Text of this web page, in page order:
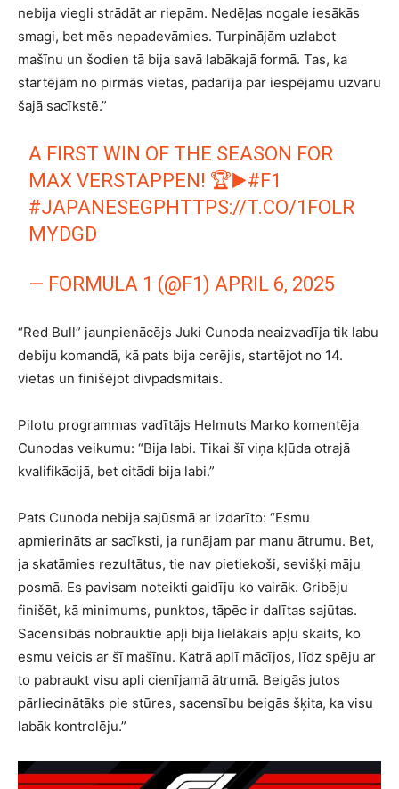
nebija viegli strādāt ar riepām. Nedēļas nogale iesākās
smagi, bet mēs nepadevāmies. Turpinājām uzlabot
mašīnu un šodien tā bija savā labākajā formā. Tas, ka
startējām no pirmās vietas, padarīja par iespējamu uzvaru
šajā sacīkstē.”
A FIRST WIN OF THE SEASON FOR
MAX VERSTAPPEN! 🏆▶️#F1
#JAPANESEGPHTTPS://T.CO/1FOLR
MYDGD
— FORMULA 1 (@F1)APRIL 6, 2025
“Red Bull” jaunpienācējs Juki Cunoda neaizvadīja tik labu
debiju komandā, kā pats bija cerējis, startējot no 14.
vietas un finišējot divpadsmitais.
Pilotu programmas vadītājs Helmuts Marko komentēja
Cunodas veikumu: “Bija labi. Tikai šī viņa kļūda otrajā
kvalifikācijā, bet citādi bija labi.”
Pats Cunoda nebija sajūsmā ar izdarīto: “Esmu
apmierināts ar sacīksti, ja runājam par manu ātrumu. Bet,
ja skatāmies rezultātus, tie nav pietiekoši, sevišķi māju
posmā. Es pavisam noteikti gaidīju ko vairāk. Gribēju
finišēt, kā minimums, punktos, tāpēc ir dalītas sajūtas.
Sacensībās nobrauktie apļi bija lielākais apļu skaits, ko
esmu veicis ar šī mašīnu. Katrā aplī mācījos, līdz spēju ar
to pabraukt visu apli cienījamā ātrumā. Beigās jutos
pārliecinātāks pie stūres, sacensību beigās šķita, ka visu
labāk kontrolēju.”